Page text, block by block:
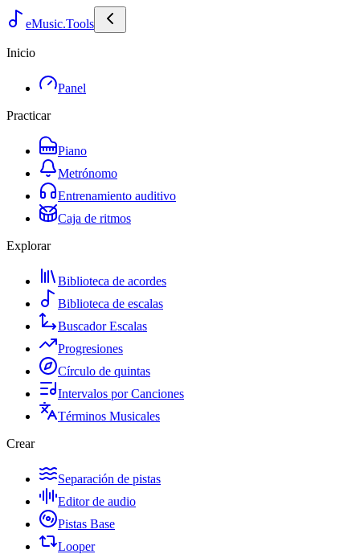
eMusic.Tools
Inicio
Panel
Practicar
Piano
Metrónomo
Entrenamiento auditivo
Caja de ritmos
Explorar
Biblioteca de acordes
Biblioteca de escalas
Buscador Escalas
Progresiones
Círculo de quintas
Intervalos por Canciones
Términos Musicales
Crear
Separación de pistas
Editor de audio
Pistas Base
Looper